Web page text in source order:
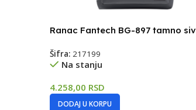
Ranac Fantech BG-897 tamno
Šifra: 217199
Na stanju
4.258,00 RSD
DODAJ U KORPU